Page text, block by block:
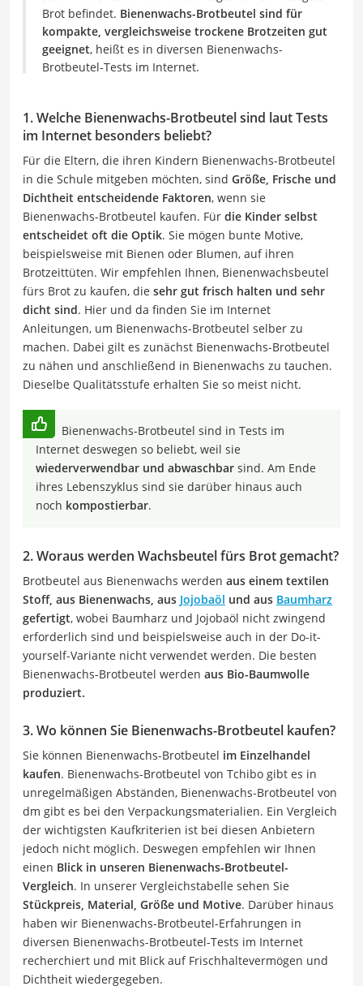
Brot befindet. Bienenwachs-Brotbeutel sind für
kompakte, vergleichsweise trockene Brotzeiten gut
geeignet, heißt es in diversen Bienenwachs-
Brotbeutel-Tests im Internet.
1. Welche Bienenwachs-Brotbeutel sind laut Tests
im Internet besonders beliebt?
Für die Eltern, die ihren Kindern Bienenwachs-Brotbeutel
in die Schule mitgeben möchten, sind Größe, Frische und
Dichtheit entscheidende Faktoren, wenn sie
Bienenwachs-Brotbeutel kaufen. Für die Kinder selbst
entscheidet oft die Optik. Sie mögen bunte Motive,
beispielsweise mit Bienen oder Blumen, auf ihren
Brotzeittüten. Wir empfehlen Ihnen, Bienenwachsbeutel
fürs Brot zu kaufen, die sehr gut frisch halten und sehr
dicht sind. Hier und da finden Sie im Internet
Anleitungen, um Bienenwachs-Brotbeutel selber zu
machen. Dabei gilt es zunächst Bienenwachs-Brotbeutel
zu nähen und anschließend in Bienenwachs zu tauchen.
Dieselbe Qualitätsstufe erhalten Sie so meist nicht.
Bienenwachs-Brotbeutel sind in Tests im
Internet deswegen so beliebt, weil sie
wiederverwendbar und abwaschbar sind. Am Ende
ihres Lebenszyklus sind sie darüber hinaus auch
noch kompostierbar.
2. Woraus werden Wachsbeutel fürs Brot gemacht?
Brotbeutel aus Bienenwachs werden aus einem textilen
Stoff, aus Bienenwachs, aus Jojobaöl und aus Baumharz
gefertigt, wobei Baumharz und Jojobaöl nicht zwingend
erforderlich sind und beispielsweise auch in der Do-it-
yourself-Variante nicht verwendet werden. Die besten
Bienenwachs-Brotbeutel werden aus Bio-Baumwolle
produziert.
3. Wo können Sie Bienenwachs-Brotbeutel kaufen?
Sie können Bienenwachs-Brotbeutel im Einzelhandel
kaufen. Bienenwachs-Brotbeutel von Tchibo gibt es in
unregelmäßigen Abständen, Bienenwachs-Brotbeutel von
dm gibt es bei den Verpackungsmaterialien. Ein Vergleich
der wichtigsten Kaufkriterien ist bei diesen Anbietern
jedoch nicht möglich. Deswegen empfehlen wir Ihnen
einen Blick in unseren Bienenwachs-Brotbeutel-
Vergleich. In unserer Vergleichstabelle sehen Sie
Stückpreis, Material, Größe und Motive. Darüber hinaus
haben wir Bienenwachs-Brotbeutel-Erfahrungen in
diversen Bienenwachs-Brotbeutel-Tests im Internet
recherchiert und mit Blick auf Frischhaltevermögen und
Dichtheit wiedergegeben.